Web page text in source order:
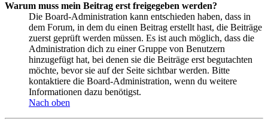
Warum muss mein Beitrag erst freigegeben werden?
Die Board-Administration kann entschieden haben, dass in
dem Forum, in dem du einen Beitrag erstellt hast, die Beiträge
zuerst geprüft werden müssen. Es ist auch möglich, dass die
Administration dich zu einer Gruppe von Benutzern
hinzugefügt hat, bei denen sie die Beiträge erst begutachten
möchte, bevor sie auf der Seite sichtbar werden. Bitte
kontaktiere die Board-Administration, wenn du weitere
Informationen dazu benötigst.
Nach oben